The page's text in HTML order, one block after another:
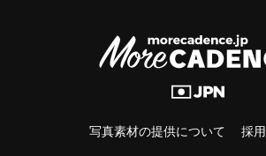
写真素材の提供について 採